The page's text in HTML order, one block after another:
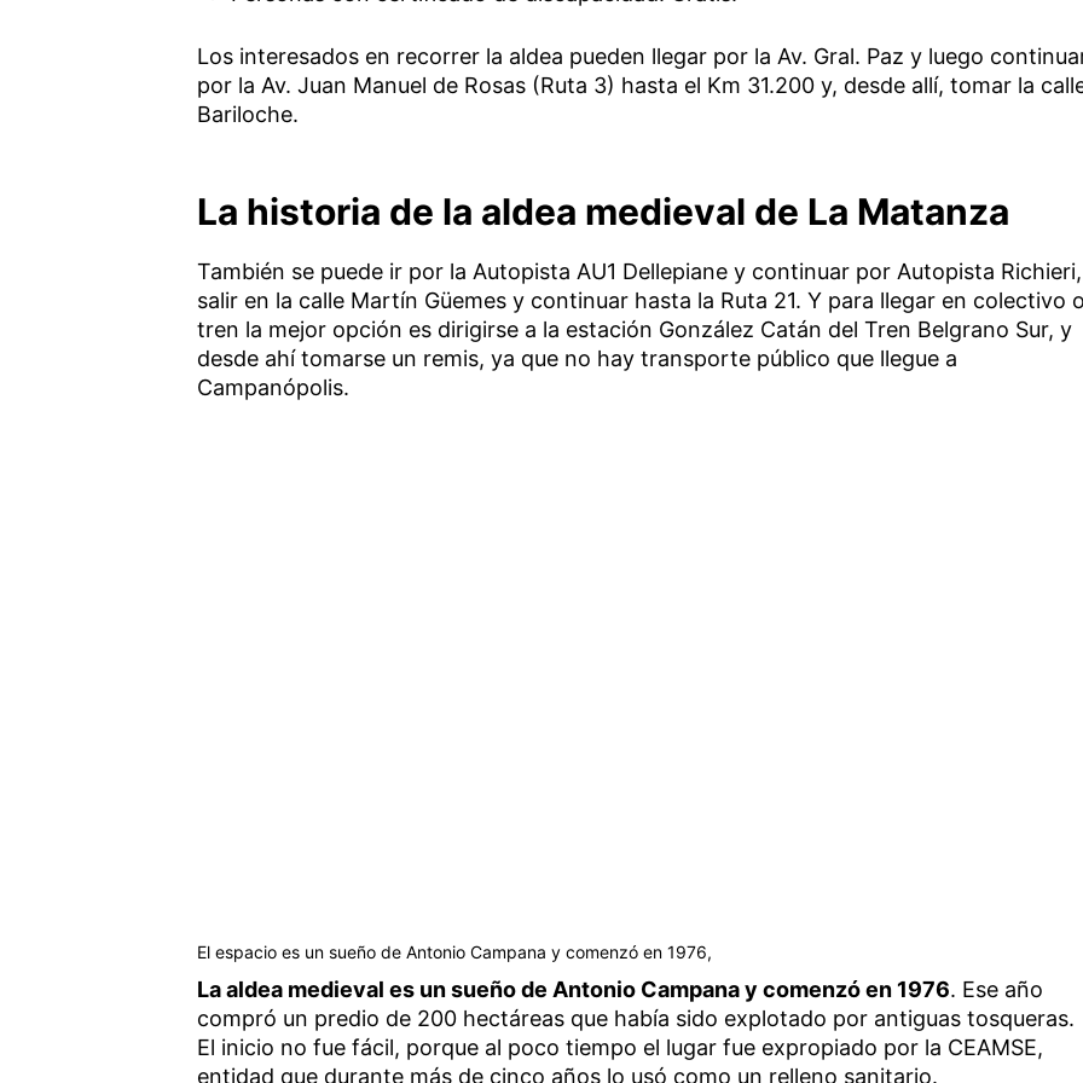
Los interesados en recorrer la aldea pueden llegar por la Av. Gral. Paz y luego
por la Av. Juan Manuel de Rosas (Ruta 3) hasta el Km 31.200 y, desde allí, tomar la
Bariloche.
La historia de la aldea medieval de La Matanza
También se puede ir por la Autopista AU1 Dellepiane y continuar por Autopista Richieri,
salir en la calle Martín Güemes y continuar hasta la Ruta 21. Y para llegar en colectivo o
tren la mejor opción es dirigirse a la estación González Catán del Tren Belgrano Sur, y
desde ahí tomarse un remis, ya que no hay transporte público que llegue a
Campanópolis.
El espacio es un sueño de Antonio Campana y comenzó en 1976,
La aldea medieval es un sueño de Antonio Campana y comenzó en 1976. Ese año
compró un predio de 200 hectáreas que había sido explotado por antiguas tosqueras.
El inicio no fue fácil, porque al poco tiempo el lugar fue expropiado por la CEAMSE,
entidad que durante más de cinco años lo usó como un relleno sanitario.